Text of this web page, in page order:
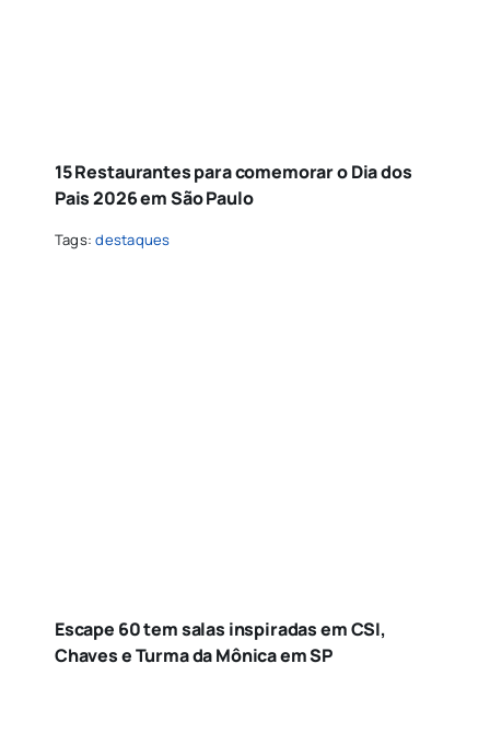
15 Restaurantes para comemorar o Dia dos
Pais 2026 em São Paulo
Tags:destaques
Escape 60 tem salas inspiradas em CSI,
Chaves e Turma da Mônica em SP